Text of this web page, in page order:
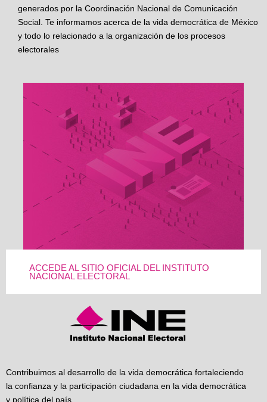
generados por la Coordinación Nacional de Comunicación
Social. Te informamos acerca de la vida democrática de México
y todo lo relacionado a la organización de los procesos
electorales
ACCEDE AL SITIO OFICIAL DEL INSTITUTO
NACIONAL ELECTORAL
Contribuimos al desarrollo de la vida democrática fortaleciendo
la confianza y la participación ciudadana en la vida democrática
y política del país.